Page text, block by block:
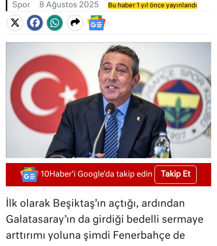
Spor 8 Ağustos 2025 Bu haber 1 yıl önce yayınlandı
10Haber'i Google'da takip edin Takip Et
İlk olarak Beşiktaş’ın açtığı, ardından
Galatasaray’ın da girdiği bedelli sermaye
arttırımı yoluna şimdi Fenerbahçe de